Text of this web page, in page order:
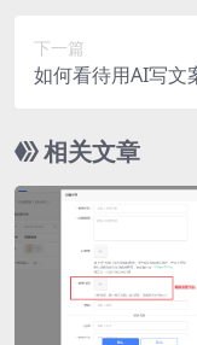
下一篇
如何看待用AI写文
相关文章